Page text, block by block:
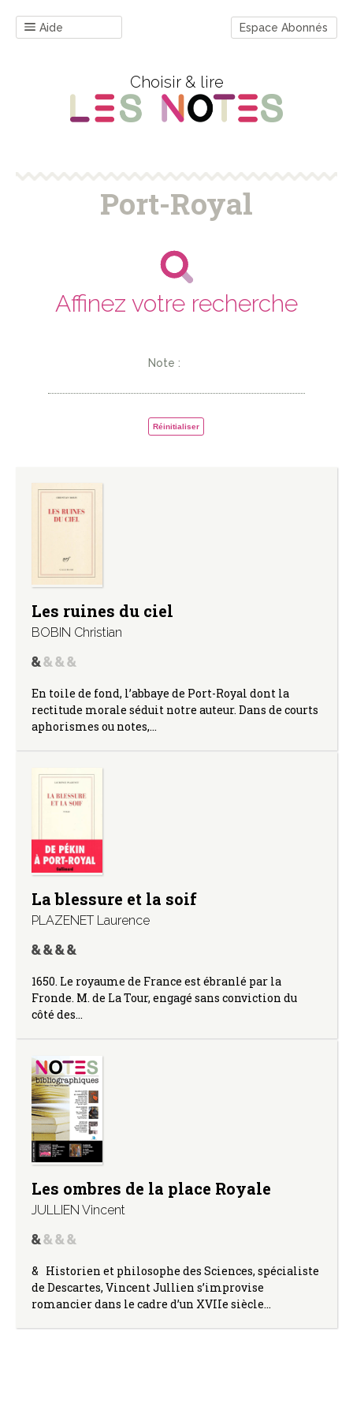
Aide Espace Abonnés
Choisir & lire
Port-Royal
Affinez votre recherche
Note :
Réinitialiser
Les ruines du ciel
BOBIN Christian
En toile de fond, l’abbaye de Port-Royal dont la
rectitude morale séduit notre auteur. Dans de courts
aphorismes ou notes,…
La blessure et la soif
PLAZENET Laurence
1650. Le royaume de France est ébranlé par la
Fronde. M. de La Tour, engagé sans conviction du
côté des…
Les ombres de la place Royale
JULLIEN Vincent
& Historien et philosophe des Sciences, spécialiste
de Descartes, Vincent Jullien s’improvise
romancier dans le cadre d’un XVIIe siècle…